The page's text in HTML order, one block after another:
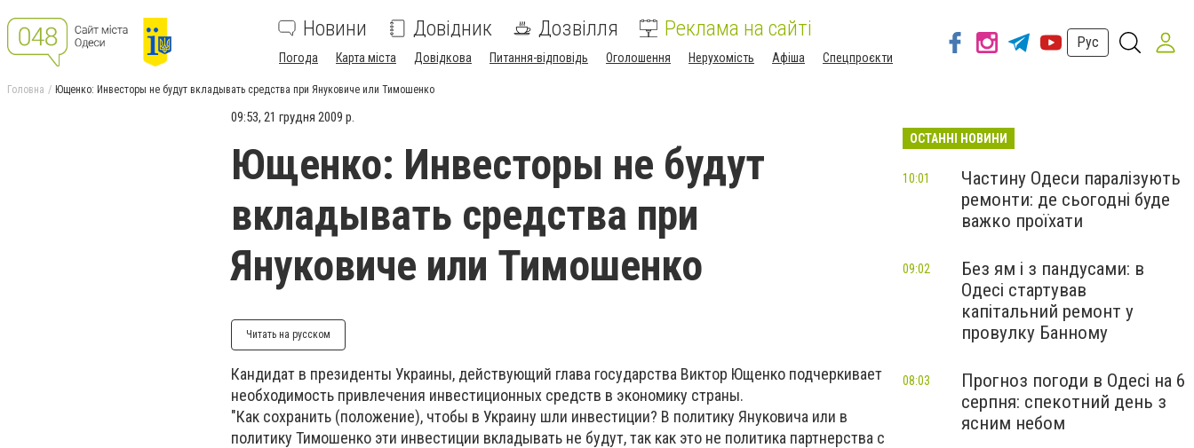
Новини Довідник Дозвілля Реклама на сайті
Погода Карта міста Довідкова Питання-відповідь Оголошення Нерухомість Афіша Спецпроєкти
Рус
Головна Ющенко: Инвесторы не будут вкладывать средства при Януковиче или Тимошенко
09:53, 21 грудня 2009 р.
Ющенко: Инвесторы не будут
вкладывать средства при
Януковиче или Тимошенко
Читать на русском
Кандидат в президенты Украины, действующий глава государства Виктор Ющенко подчеркивает
необходимость привлечения инвестиционных средств в экономику страны.
"Как сохранить (положение), чтобы в Украину шли инвестиции? В политику Януковича или в
политику Тимошенко эти инвестиции вкладывать не будут, так как это не политика партнерства с
ОСТАННІ НОВИНИ
Частину Одеси паралізують
ремонти: де сьогодні буде
важко проїхати
10:01
Без ям і з пандусами: в
Одесі стартував
капітальний ремонт у
провулку Банному
09:02
Прогноз погоди в Одесі на 6
серпня: спекотний день з
ясним небом
08:03